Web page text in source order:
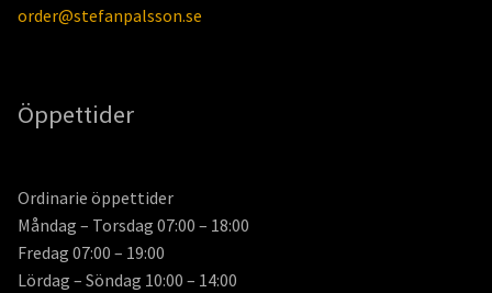
order@stefanpalsson.se
Öppettider
Ordinarie öppettider
Måndag – Torsdag 07:00 – 18:00
Fredag 07:00 – 19:00
Lördag – Söndag 10:00 – 14:00